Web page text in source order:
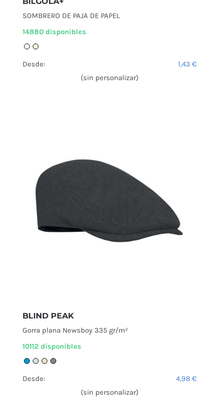
SOMBRERO DE PAJA DE PAPEL
14880 disponibles
Desde: 1,43 €
(sin personalizar)
BLIND PEAK
Gorra plana Newsboy 335 gr/m²
10112 disponibles
Desde: 4,98 €
(sin personalizar)